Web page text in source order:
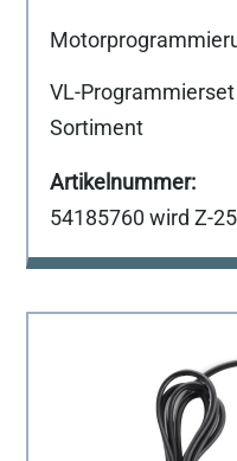
VL-
Sortiment
54185760 wird Z-25